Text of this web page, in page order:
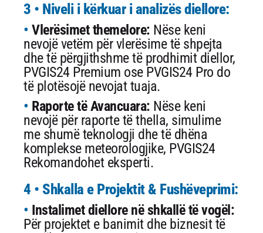
3 • Niveli i kërkuar i analizës diellore:
Vlerësimet themelore: Nëse keni
nevojë vetëm për vlerësime të shpejta
dhe të përgjithshme të prodhimit diellor,
PVGIS24 Premium ose PVGIS24 Pro do
të plotësojë nevojat tuaja.
Raporte të Avancuara: Nëse keni
nevojë për raporte të thella, simulime
me shumë teknologji dhe të dhëna
komplekse meteorologjike, PVGIS24
Rekomandohet eksperti.
4 • Shkalla e Projektit & Fushëveprimi:
Instalimet diellore në shkallë të vogël:
Për projektet e banimit dhe biznesit të